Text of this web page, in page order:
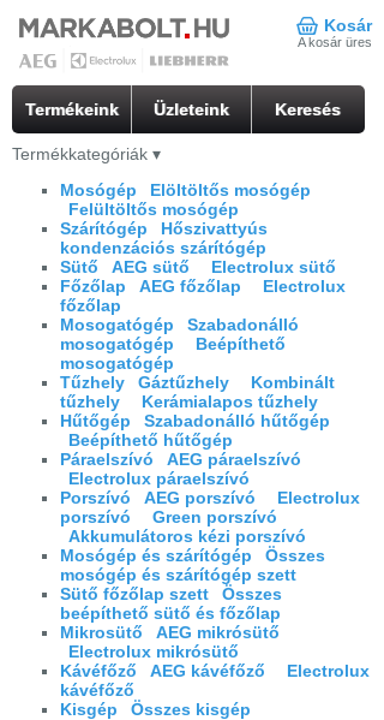
Kosár
A kosár üres
Termékeink Üzleteink Keresés
Termékkategóriák ▾
Mosógép
Elöltöltős mosógép
Felültöltős mosógép
Szárítógép
Hőszivattyús
kondenzációs szárítógép
Sütő
AEG sütő
Electrolux sütő
Főzőlap
AEG főzőlap
Electrolux
főzőlap
Mosogatógép
Szabadonálló
mosogatógép
Beépíthető
mosogatógép
Tűzhely
Gáztűzhely
Kombinált
tűzhely
Kerámialapos tűzhely
Hűtőgép
Szabadonálló hűtőgép
Beépíthető hűtőgép
Páraelszívó
AEG páraelszívó
Electrolux páraelszívó
Porszívó
AEG porszívó
Electrolux
porszívó
Green porszívó
Akkumulátoros kézi porszívó
Mosógép és szárítógép
Összes
mosógép és szárítógép szett
Sütő főzőlap szett
Összes
beépíthető sütő és főzőlap
Mikrosütő
AEG mikrósütő
Electrolux mikrósütő
Kávéfőző
AEG kávéfőző
Electrolux
kávéfőző
Kisgép
Összes kisgép